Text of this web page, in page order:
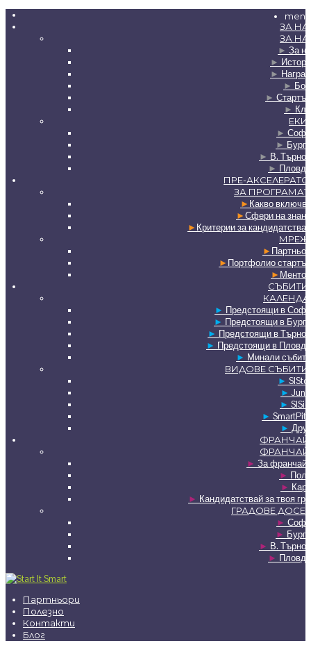
ЗА
ЗА
► За
►
►
►
►
►
►
►
► В.
►
ПРЕ-
ЗА
► Какво
►Сфери на
► Критерии за
►
► Портфолио
►
► Предстоящи в
► Предстоящи в
► Предстоящи в
► Предстоящи в
► Минали
ВИДОВЕ
►
►
►
►
►
► За
►
►
► Кандидатствай за твоя
ГРАДОВЕ
►
►
► В.
►
Партньори
Полезно
Контакти
Блог
menu